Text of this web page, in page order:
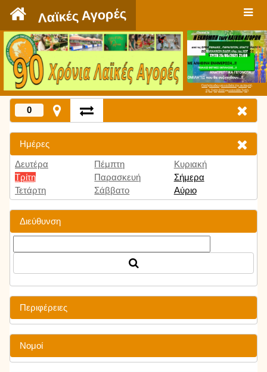
Λαϊκές Αγορές
Πατήστε εδώ για να δείτε την εκπομπή
την Τρίτη 9:00 μμ και κάθε Τρίτη
0
Ημέρες
Δευτέρα
Τρίτη
Τετάρτη
Πέμπτη
Παρασκευή
Σάββατο
Κυριακή
Σήμερα
Αύριο
Διεύθυνση
Περιφέρειες
Νομοί